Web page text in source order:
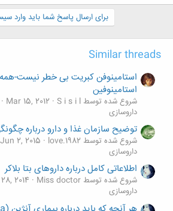
برای ارسال پاسخ شما باید وارد
Similar threads
استامینوفن کبریت بی خطر نیست-همه
استامینوفین
شروع شده توسط S i s i l Mar 15, 2012
داروسازی
توضیح سازمان غذا و دارو درباره
شروع شده توسط love.1982 Jun 2, 2015
داروسازی
اطلاعاتی کامل درباره داروهاى بتا بلاکر
شروع شده توسط Miss doctor 2014
داروسازی